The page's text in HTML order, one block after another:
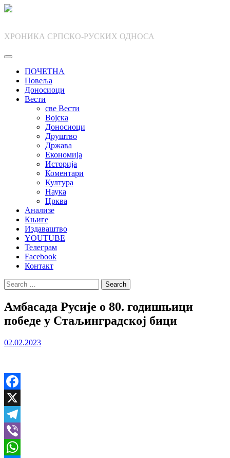
Skip
ХРОНИКА СРПСКО-РУСКИХ ОДНОСА
ПОЧЕТНА
Повеља
Доносиоци
Вести
све Вести
Војска
Доносиоци
Друштво
Држава
Економија
Историја
Коментари
Култура
Наука
Црква
Анализе
Књиге
Издаваштво
YOUTUBE
Телеграм
Facebook
Контакт
Search
for:
Амбасада Русије о 80. годишњици
победе у Стаљинградској бици
02.02.2023
Facebook
X
Telegram
Viber